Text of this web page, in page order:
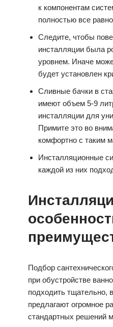
к компонентам
полностью все
Следите, чтобы
инсталляции была
уровнем. Иначе
будет установлен
Сливные бачки в
имеют объем 5-9
инсталляции для
Примите это во
комфортно с таким
Инсталляционные
каждой из них
Подбор
при обустройстве
подходить тщательно,
предлагают огромное
стандартных решений